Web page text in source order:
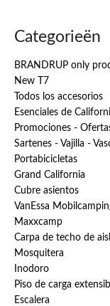
Categorieën
BRANDRUP only
New T7
Todos los accesorios
Esenciales de
Promociones -
Sartenes - Vajilla -
Portabicicletas
Grand California
Cubre asientos
VanEssa
Maxxcamp
Carpa de techo de
Mosquitera
Inodoro
Piso de carga
Escalera